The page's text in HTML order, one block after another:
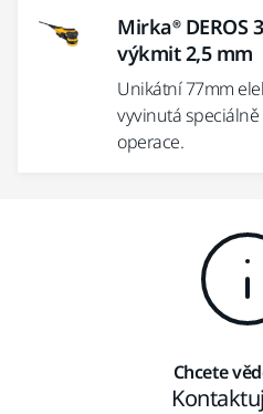
Mirka® DEROS
výkmit 2,5 mm
Unikátní 77mm
vyvinutá
operace.
Chcete